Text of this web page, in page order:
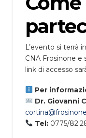
L’evento si terrà in
CNA Frosinone e
link di accesso
Per
Dr. Giovanni
Tel:0775/